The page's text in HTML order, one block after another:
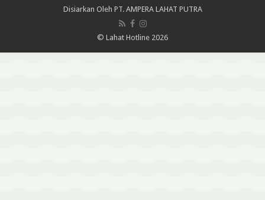
Disiarkan Oleh PT. AMPERA LAHAT PUTRA
© Lahat Hotline 2026